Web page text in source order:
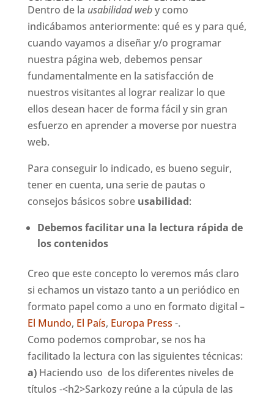
Dentro de la usabilidad weby como
indicábamos anteriormente: qué es y para qué,
cuando vayamos a diseñar y/o programar
nuestra página web, debemos pensar
fundamentalmente en la satisfacción de
nuestros visitantes al lograr realizar lo que
ellos desean hacer de forma fácil y sin gran
esfuerzo en aprender a moverse por nuestra
web.
Para conseguir lo indicado, es bueno seguir,
tener en cuenta, una serie de pautas o
consejos básicos sobre usabilidad:
Debemos facilitar una la lectura rápida de
los contenidos
Creo que este concepto lo veremos más claro
si echamos un vistazo tanto a un periódico en
formato papel como a uno en formato digital –
El Mundo, El País, Europa Press -.
Como podemos comprobar, se nos ha
facilitado la lectura con las siguientes técnicas:
a)Haciendo uso de los diferentes niveles de
títulos -<h2>Sarkozy reúne a la cúpula de las